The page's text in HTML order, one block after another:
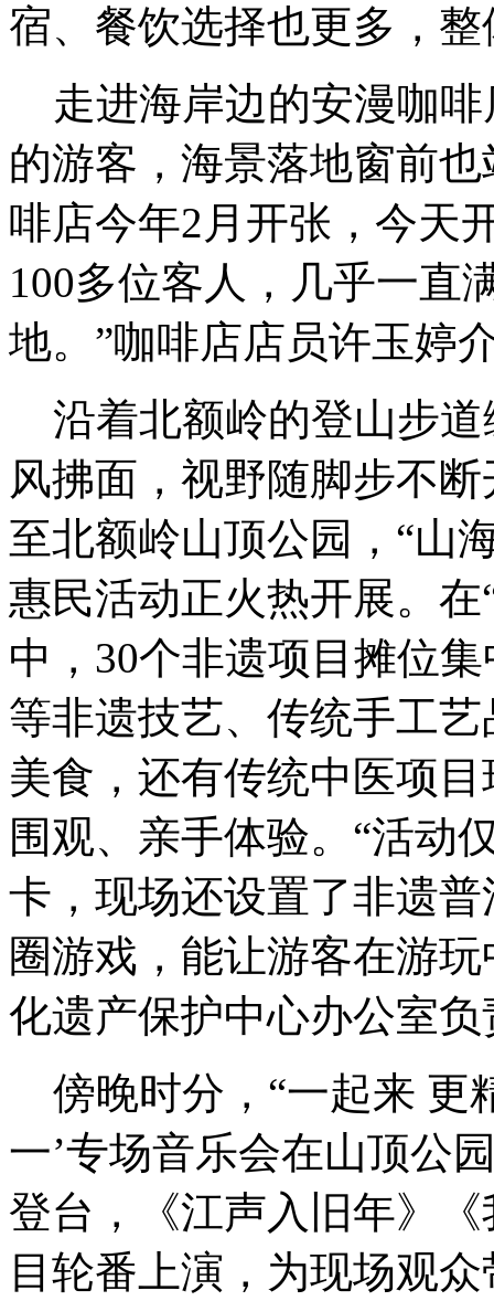
宿、餐饮选择也更多，
走进海岸边的安漫咖啡
的游客，海景落地窗前
啡店今年2月开张，今天
100多位客人，几乎一直
地。”咖啡店店员许玉婷
沿着北额岭的登山步道
风拂面，视野随脚步不
至北额岭山顶公园，“山
惠民活动正火热开展。
中，30个非遗项目摊位
等非遗技艺、传统手工
美食，还有传统中医项
围观、亲手体验。“活动
卡，现场还设置了非遗
圈游戏，能让游客在游
化遗产保护中心办公室
傍晚时分，“一起来 更
一’专场音乐会在山顶公
登台，《江声入旧年》
目轮番上演，为现场观